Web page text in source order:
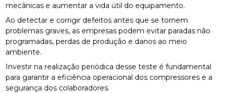
mecânicas e aumentar a vida útil do equipamento.
Ao detectar e corrigir defeitos antes que se tornem
problemas graves, as empresas podem evitar paradas não
programadas, perdas de produção e danos ao meio
ambiente.
Investir na realização periódica desse teste é fundamental
para garantir a eficiência operacional dos compressores e a
segurança dos colaboradores.